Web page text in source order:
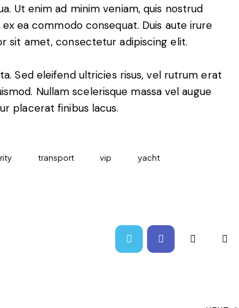
Ut enim ad minim veniam, quis nostrud
ea commodo consequat. Duis aute irure
sit amet, consectetur adipiscing elit.
Sed eleifend ultricies risus, vel rutrum erat
Nullam scelerisque massa vel augue
placerat finibus lacus.
transport vip yacht